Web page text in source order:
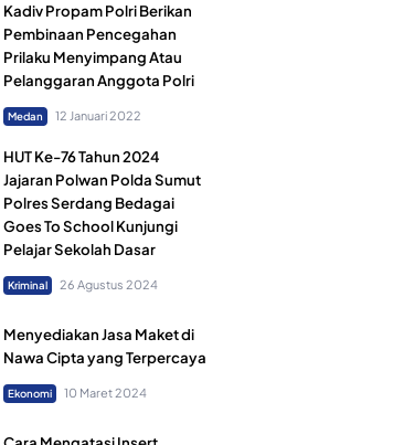
Kadiv Propam Polri Berikan
Pembinaan Pencegahan
Prilaku Menyimpang Atau
Pelanggaran Anggota Polri
Medan 12 Januari 2022
HUT Ke-76 Tahun 2024
Jajaran Polwan Polda Sumut
Polres Serdang Bedagai
Goes To School Kunjungi
Pelajar Sekolah Dasar
Kriminal 26 Agustus 2024
Menyediakan Jasa Maket di
Nawa Cipta yang Terpercaya
Ekonomi 10 Maret 2024